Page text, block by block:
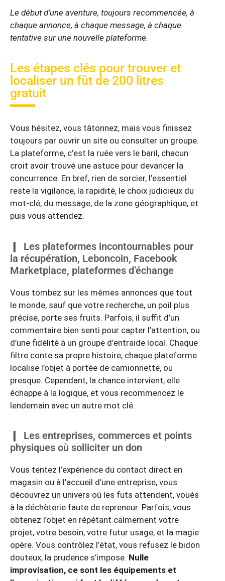
Le début d’une aventure, toujours recommencée, à
chaque annonce, à chaque message, à chaque
tentative sur une nouvelle plateforme.
Les étapes clés pour trouver et
localiser un fût de 200 litres
gratuit
Vous hésitez, vous tâtonnez, mais vous finissez
toujours par ouvrir un site ou consulter un groupe.
La plateforme, c’est la ruée vers le baril, chacun
croit avoir trouvé une astuce pour devancer la
concurrence. En bref, rien de sorcier, l’essentiel
reste la vigilance, la rapidité, le choix judicieux du
mot-clé, du message, de la zone géographique, et
puis vous attendez.
Les plateformes incontournables pour
la récupération, Leboncoin, Facebook
Marketplace, plateformes d’échange
Vous tombez sur les mêmes annonces que tout
le monde, sauf que votre recherche, un poil plus
précise, porte ses fruits. Parfois, il suffit d’un
commentaire bien senti pour capter l’attention, ou
d’une fidélité à un groupe d’entraide local. Chaque
filtre conte sa propre histoire, chaque plateforme
localise l’objet à portée de camionnette, ou
presque. Cependant, la chance intervient, elle
échappe à la logique, et vous recommencez le
lendemain avec un autre mot clé.
Les entreprises, commerces et points
physiques où solliciter un don
Vous tentez l’expérience du contact direct en
magasin ou à l’accueil d’une entreprise, vous
découvrez un univers où les futs attendent, voués
à la déchèterie faute de repreneur. Parfois, vous
obtenez l’objet en répétant calmement votre
projet, votre besoin, votre futur usage, et la magie
opère. Vous contrôlez l’état, vous refusez le bidon
douteux, la prudence s’impose. Nulle
improvisation, ce sont les équipements et